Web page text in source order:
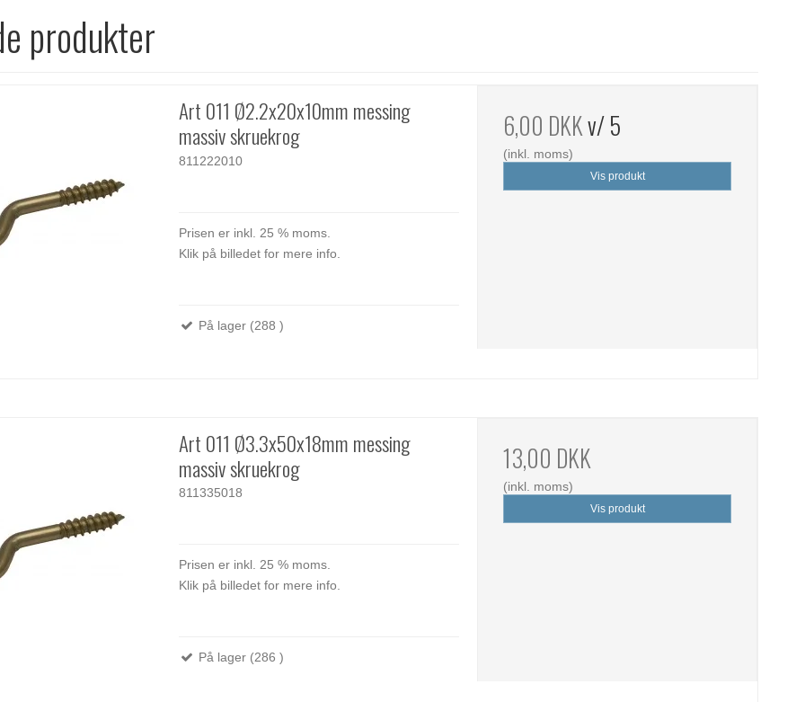
produkter
Art 011 Ø2.2x20x10mm messing
massiv skruekrog
811222010
Prisen er inkl. 25 % moms.
Klik på billedet for mere info.
På lager (288 )
6,00 DKKv/ 5
(inkl. moms)
Vis produkt
Art 011 Ø3.3x50x18mm messing
massiv skruekrog
811335018
Prisen er inkl. 25 % moms.
Klik på billedet for mere info.
På lager (286 )
13,00 DKK
(inkl. moms)
Vis produkt